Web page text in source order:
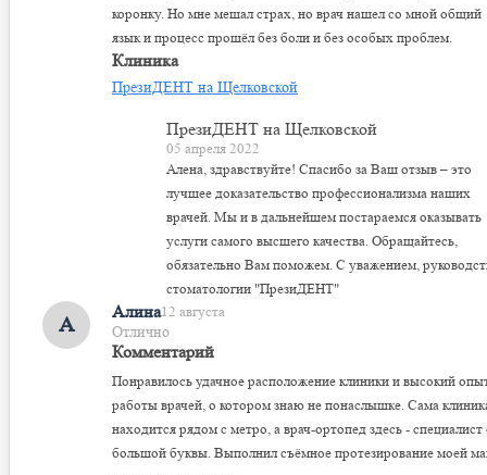
коронку. Но мне мешал страх, но врач нашел со мной общий
язык и процесс прошёл без боли и без особых проблем.
Клиника
ПрезиДЕНТ на Щелковской
ПрезиДЕНТ на Щелковской
05 апреля 2022
Алена, здравствуйте! Спасибо за Ваш отзыв – это
лучшее доказательство профессионализма наших
врачей. Мы и в дальнейшем постараемся оказывать
услуги самого высшего качества. Обращайтесь,
обязательно Вам поможем. С уважением,
стоматологии "ПрезиДЕНТ"
А
Алина12 августа
Отлично
Комментарий
Понравилось удачное расположение клиники и высокий
работы врачей, о котором знаю не понаслышке. Сама
находится рядом с метро, а врач-ортопед здесь - специалист
большой буквы. Выполнил съёмное протезирование моей